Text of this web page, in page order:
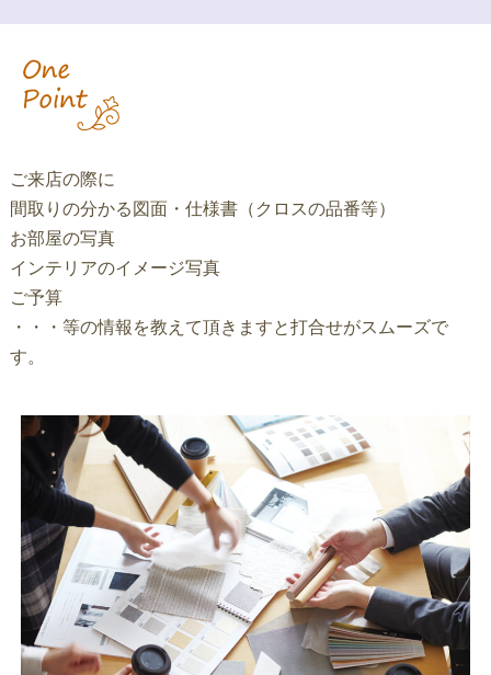
ご来店の際に
間取りの分かる図面・仕様書（クロスの品番等）
お部屋の写真
インテリアのイメージ写真
ご予算
・・・等の情報を教えて頂きますと打合せがスムーズで
す。